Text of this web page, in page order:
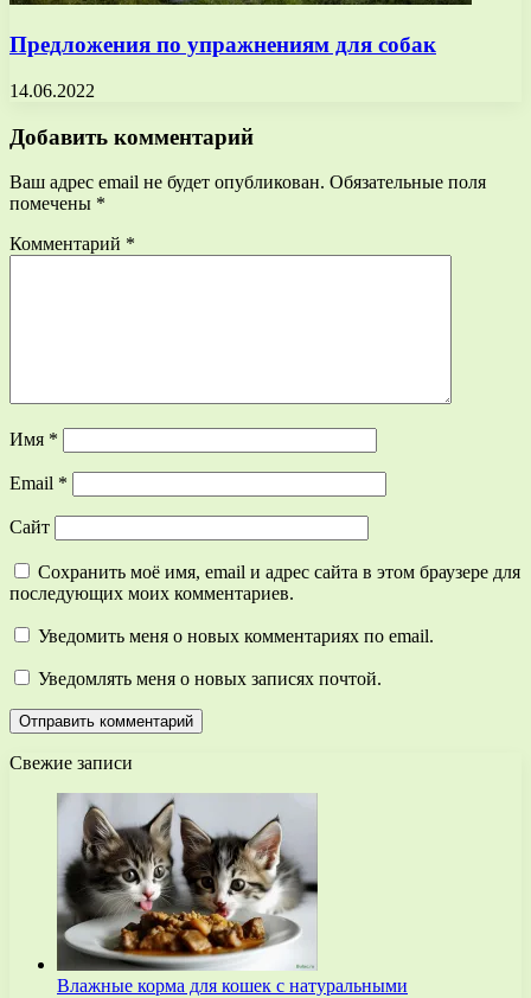
Предложения по упражнениям для собак
14.06.2022
Добавить комментарий
Ваш адрес email не будет опубликован. Обязательные поля
помечены *
Комментарий *
Имя *
Email *
Сайт
Сохранить моё имя, email и адрес сайта в этом браузере для
последующих моих комментариев.
Уведомить меня о новых комментариях по email.
Уведомлять меня о новых записях почтой.
Свежие записи
Влажные корма для кошек с натуральными